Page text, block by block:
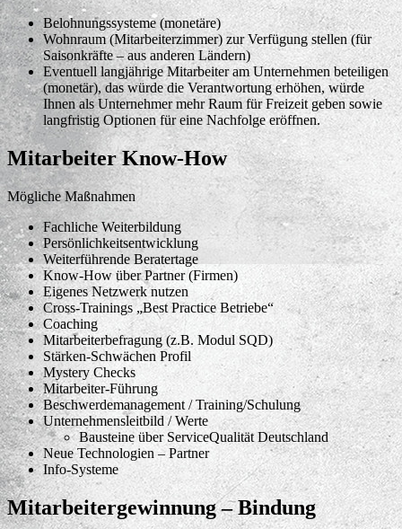
Belohnungssysteme (monetäre)
Wohnraum (Mitarbeiterzimmer) zur Verfügung stellen (für
Saisonkräfte – aus anderen Ländern)
Eventuell langjährige Mitarbeiter am Unternehmen beteiligen
(monetär), das würde die Verantwortung erhöhen, würde
Ihnen als Unternehmer mehr Raum für Freizeit geben sowie
langfristig Optionen für eine Nachfolge eröffnen.
Mitarbeiter Know-How
Mögliche Maßnahmen
Fachliche Weiterbildung
Persönlichkeitsentwicklung
Weiterführende Beratertage
Know-How über Partner (Firmen)
Eigenes Netzwerk nutzen
Cross-Trainings „Best Practice Betriebe“
Coaching
Mitarbeiterbefragung (z.B. Modul SQD)
Stärken-Schwächen Profil
Mystery Checks
Mitarbeiter-Führung
Beschwerdemanagement / Training/Schulung
Unternehmensleitbild / Werte
Bausteine über ServiceQualität Deutschland
Neue Technologien – Partner
Info-Systeme
Mitarbeitergewinnung – Bindung